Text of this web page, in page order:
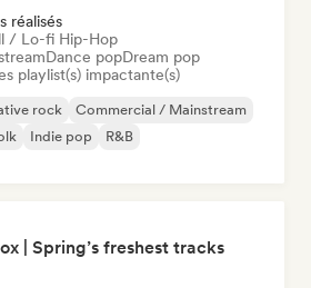
réalisés
/ Lo-fi Hip-Hop
Dance popDream pop
playlist(s) impactante(s)
rock
Commercial / Mainstream
Indie pop
R&B
| Spring’s freshest tracks